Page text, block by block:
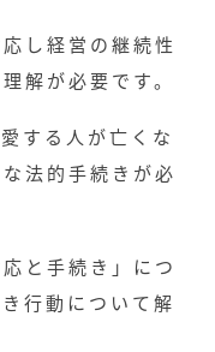
し経営の継続性
解が必要です。
する人が亡くな
法的手続きが必
と手続き」につ
行動について解